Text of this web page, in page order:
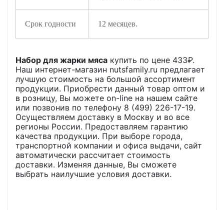
Срок годности 12 месяцев.
Набор для жарки мяса купить по цене 433₽.
Наш интернет-магазин nutsfamily.ru предлагает
лучшую стоимость на большой ассортимент
продукции. Приобрести данный товар оптом и
в розницу, Вы можете on-line на нашем сайте
или позвонив по телефону 8 (499) 226-17-19.
Осуществляем доставку в Москву и во все
регионы России. Предоставляем гарантию
качества продукции. При выборе города,
транспортной компании и офиса выдачи, сайт
автоматически рассчитает стоимость
доставки. Изменяя данные, Вы сможете
выбрать наилучшие условия доставки.